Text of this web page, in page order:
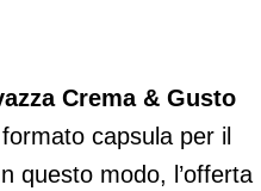
Crema & Gusto
capsula per il
questo modo, l’offerta